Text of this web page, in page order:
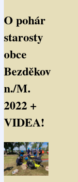
O pohár
starosty
obce
Bezděkov
n./M.
2022 +
VIDEA!